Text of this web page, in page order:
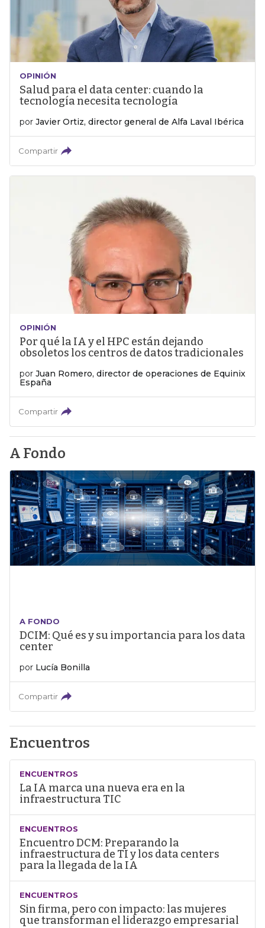
OPINIÓN
Salud para el data center: cuando la
tecnología necesita tecnología
por Javier Ortiz, director general de Alfa Laval Ibérica
Compartir
OPINIÓN
Por qué la IA y el HPC están dejando
obsoletos los centros de datos tradicionales
por Juan Romero, director de operaciones de Equinix
España
Compartir
A Fondo
A FONDO
DCIM: Qué es y su importancia para los data
center
por Lucía Bonilla
Compartir
Encuentros
ENCUENTROS
La IA marca una nueva era en la
infraestructura TIC
ENCUENTROS
Encuentro DCM: Preparando la
infraestructura de TI y los data centers
para la llegada de la IA
ENCUENTROS
Sin firma, pero con impacto: las mujeres
que transforman el liderazgo empresarial